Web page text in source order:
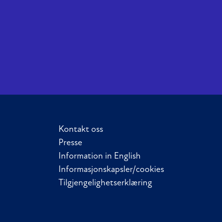
Kontakt oss
Presse
Information in English
Informasjonskapsler/cookies
Tilgjengelighetserklæring